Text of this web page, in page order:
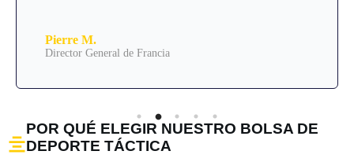
Pierre M.
Director General de Francia
POR QUÉ ELEGIR NUESTRO BOLSA DE
DEPORTE TÁCTICA